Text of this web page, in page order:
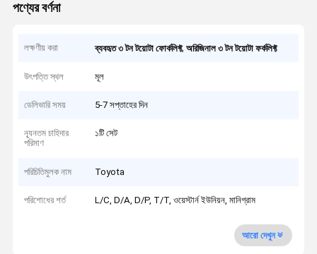
পণ্যের বর্ণনা
লক্ষণীয় করা ব্যবহৃত ৩ টন টয়োটা ফোর্কলিফ্ট,অরিজিনাল ৩ টন টয়োটা ফর্কলিফ্ট
উৎপত্তি স্থল মূল
ডেলিভারি সময় 5-7 সপ্তাহের দিন
ন্যূনতম চাহিদার
পরিমাণ
১টি সেট
পরিচিতিমুলক নাম Toyota
পরিশোধের শর্ত L/C, D/A, D/P, T/T, ওয়েস্টার্ন ইউনিয়ন, মানিগ্রাম
আরো দেখুন